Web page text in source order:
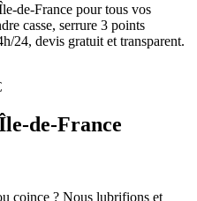
de-France pour tous vos
casse, serrure 3 points
24, devis gratuit et transparent.
de-France
coince ? Nous lubrifions et